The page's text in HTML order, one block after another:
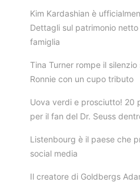
Kim Kardashian è
Dettagli sul patrimonio
famiglia
Tina Turner rompe il
Ronnie con un cupo tributo
Uova verdi e prosciutto! 20
per il fan del Dr. Seuss
Listenbourg è il paese che
social media
Il creatore di Goldbergs